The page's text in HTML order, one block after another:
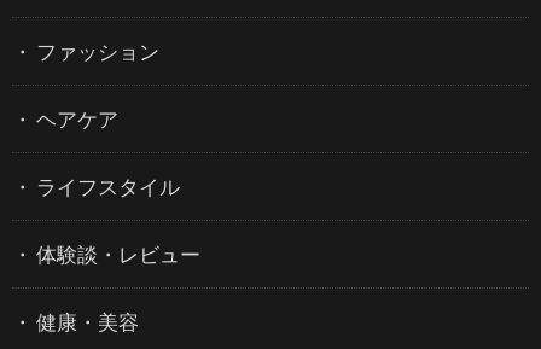
ファッション
ヘアケア
ライフスタイル
体験談・レビュー
健康・美容